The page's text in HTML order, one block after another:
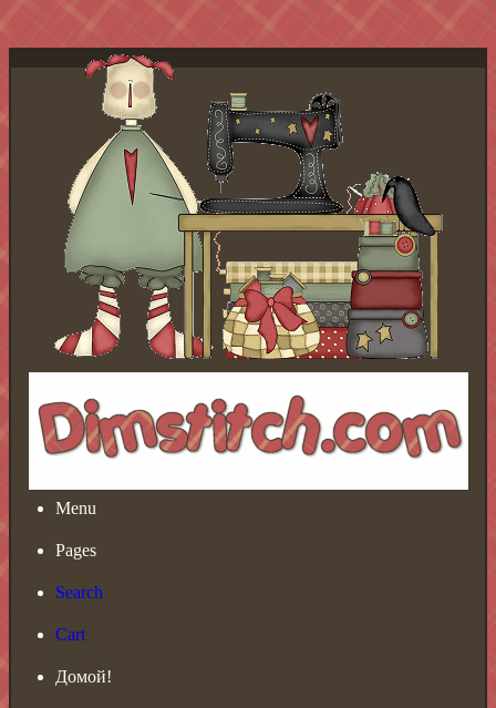
Menu
Pages
Search
Cart
Домой!